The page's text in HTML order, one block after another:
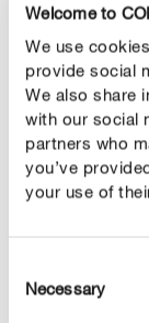
Welcome to
We use
provide social
We also share
with our social
partners who
you’ve
your use of
Selection
Necessary
Враховуючи